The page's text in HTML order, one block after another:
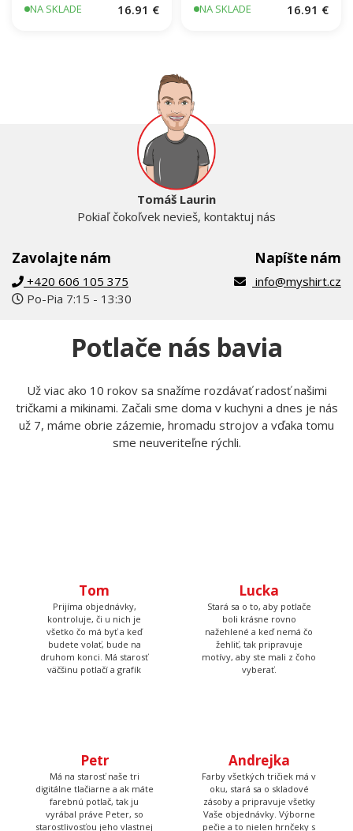
NA SKLADE 16.91 € NA SKLADE 16.91 €
Zavolajte nám
+420 606 105 375
Po-Pia 7:15 - 13:30
Tomáš Laurin
Pokiaľ čokoľvek nevieš, kontaktuj nás
Napíšte nám
info@myshirt.cz
Potlače nás bavia
Už viac ako 10 rokov sa snažíme rozdávať radosť našimi
tričkami a mikinami. Začali sme doma v kuchyni a dnes je nás
už 7, máme obrie zázemie, hromadu strojov a vďaka tomu
sme neuveriteľne rýchli.
Tom
Prijíma objednávky,
kontroluje, či u nich je
všetko čo má byť a keď
budete volať, bude na
druhom konci. Má starosť
väčšinu potlačí a grafík
Lucka
Stará sa o to, aby potlače
boli krásne rovno
nažehlené a keď nemá čo
žehliť, tak pripravuje
motívy, aby ste mali z čoho
vyberať.
Petr
Má na starosť naše tri
digitálne tlačiarne a ak máte
farebnú potlač, tak ju
vyrábal práve Peter, so
starostlivosťou jeho vlastnej
Andrejka
Farby všetkých tričiek má v
oku, stará sa o skladové
zásoby a pripravuje všetky
Vaše objednávky. Výborne
pečie a to nielen hrnčeky s